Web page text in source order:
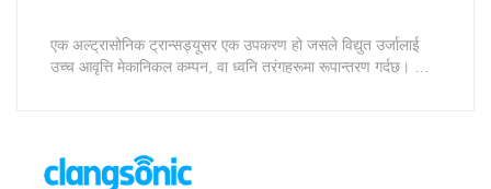
एक अल्ट्रासोनिक ट्रान्सड्यूसर एक उपकरण हो जसले विद्युत उर्जालाई
उच्च आवृत्ति मेकानिकल कम्पन, वा ध्वनि तरंगहरूमा रूपान्तरण गर्दछ। यी